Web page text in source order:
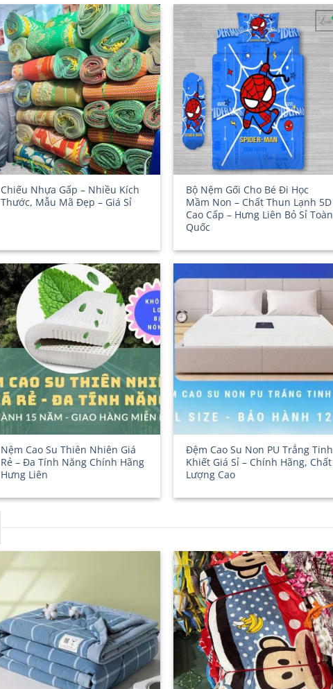
Chiếu Nhựa Gấp – Nhiều Kích
Thước, Mẫu Mã Đẹp – Giá Sỉ
Bộ Nệm Gối Cho Bé Đi Học
Mầm Non – Chất Thun Lạnh 5D
Cao Cấp – Hưng Liên Bỏ Sỉ Toàn
Quốc
Nệm Cao Su Thiên Nhiên Giá
Rẻ – Đa Tính Năng Chính Hãng
Hưng Liên
Đệm Cao Su Non PU Trắng Tinh
Khiết Giá Sỉ – Chính Hãng, Chất
Lượng Cao